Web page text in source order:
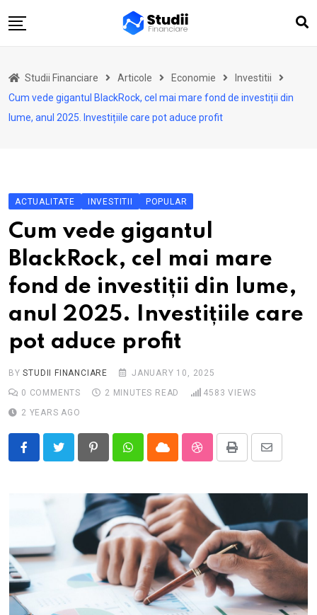
to
Actualitate
Investiții
Analize ASF
Studii Financiare Articole Economie
Investitii
Cum vede gigantul BlackRock, cel mai mare fond de investiții din
lume, anul 2025. Investițiile care pot aduce profit
ACTUALITATE INVESTITII POPULAR
Cum vede gigantul
BlackRock, cel mai mare
fond de investiții din lume,
anul 2025. Investițiile care
pot aduce profit
BYSTUDII FINANCIARE
JANUARY 10, 2025
0 COMMENTS 2 MINUTES READ 4583 VIEWS
2 YEARS AGO
PinterestWhatsappCloud StumbleUpon
Print
Share
Email